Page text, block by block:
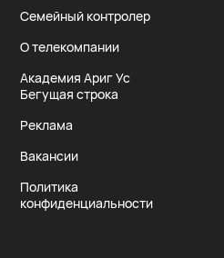
Семейный контролер
О телекомпании
Академия Ариг Ус
Бегущая строка
Реклама
Вакансии
Политика
конфиденциальности